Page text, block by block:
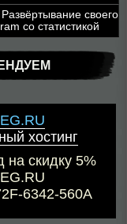
Развёртывание своего
со статистикой
хостинг
на скидку 5%
6342-560A